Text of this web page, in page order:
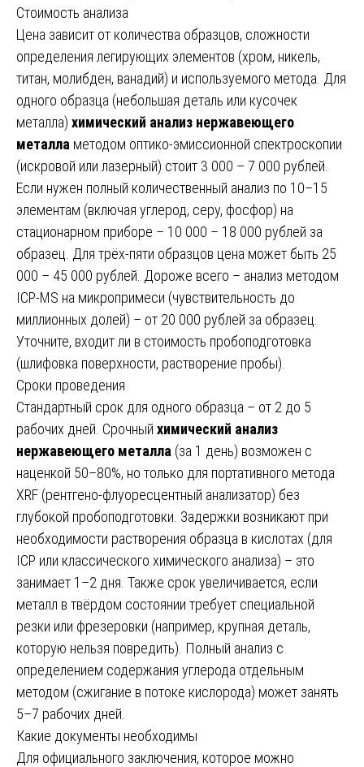
Стоимость анализа
Цена зависит от количества образцов, сложности
определения легирующих элементов (хром, никель,
титан, молибден, ванадий) и используемого метода. Для
одного образца (небольшая деталь или кусочек
металла) химический анализ нержавеющего
металла методом оптико-эмиссионной спектроскопии
(искровой или лазерный) стоит 3 000 – 7 000 рублей.
Если нужен полный количественный анализ по 10–15
элементам (включая углерод, серу, фосфор) на
стационарном приборе – 10 000 – 18 000 рублей за
образец. Для трёх-пяти образцов цена может быть 25
000 – 45 000 рублей. Дороже всего – анализ методом
ICP-MS на микропримеси (чувствительность до
миллионных долей) – от 20 000 рублей за образец.
Уточните, входит ли в стоимость пробоподготовка
(шлифовка поверхности, растворение пробы).
Сроки проведения
Стандартный срок для одного образца – от 2 до 5
рабочих дней. Срочный химический анализ
нержавеющего металла (за 1 день) возможен с
наценкой 50–80%, но только для портативного метода
XRF (рентгено-флуоресцентный анализатор) без
глубокой пробоподготовки. Задержки возникают при
необходимости растворения образца в кислотах (для
ICP или классического химического анализа) – это
занимает 1–2 дня. Также срок увеличивается, если
металл в твёрдом состоянии требует специальной
резки или фрезеровки (например, крупная деталь,
которую нельзя повредить). Полный анализ с
определением содержания углерода отдельным
методом (сжигание в потоке кислорода) может занять
5–7 рабочих дней.
Какие документы необходимы
Для официального заключения, которое можно